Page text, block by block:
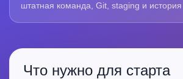
штатная команда, Git, staging и история
Что нужно для старта